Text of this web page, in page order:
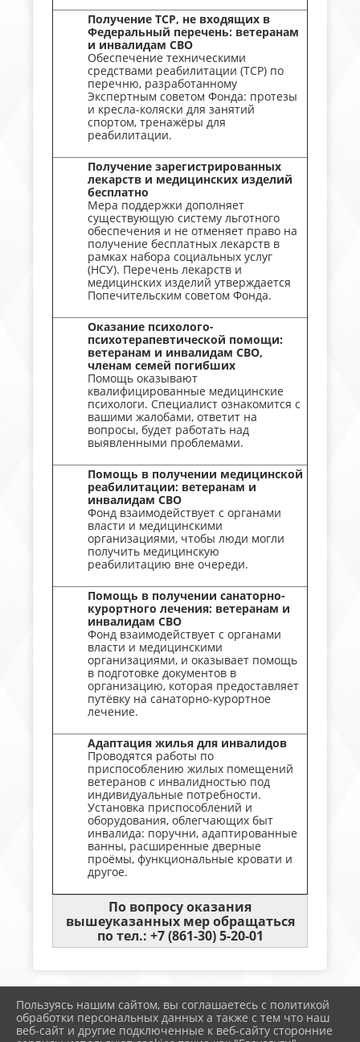
Получение ТСР, не входящих в
Федеральный перечень: ветеранам
и инвалидам СВО
Обеспечение техническими
средствами реабилитации (ТСР) по
перечню, разработанному
Экспертным советом Фонда: протезы
и кресла-коляски для занятий
спортом, тренажёры для
реабилитации.
Получение зарегистрированных
лекарств и медицинских изделий
бесплатно
Мера поддержки дополняет
существующую систему льготного
обеспечения и не отменяет право на
получение бесплатных лекарств в
рамках набора социальных услуг
(НСУ). Перечень лекарств и
медицинских изделий утверждается
Попечительским советом Фонда.
Оказание психолого-
психотерапевтической помощи:
ветеранам и инвалидам СВО,
членам семей погибших
Помощь оказывают
квалифицированные медицинские
психологи. Специалист ознакомится с
вашими жалобами, ответит на
вопросы, будет работать над
выявленными проблемами.
Помощь в получении медицинской
реабилитации: ветеранам и
инвалидам СВО
Фонд взаимодействует с органами
власти и медицинскими
организациями, чтобы люди могли
получить медицинскую
реабилитацию вне очереди.
Помощь в получении санаторно-
курортного лечения: ветеранам и
инвалидам СВО
Фонд взаимодействует с органами
власти и медицинскими
организациями, и оказывает помощь
в подготовке документов в
организацию, которая предоставляет
путёвку на санаторно-курортное
лечение.
Адаптация жилья для инвалидов
Проводятся работы по
приспособлению жилых помещений
ветеранов с инвалидностью под
индивидуальные потребности.
Установка приспособлений и
оборудования, облегчающих быт
инвалида: поручни, адаптированные
ванны, расширенные дверные
проёмы, функциональные кровати и
другое.
По вопросу оказания
вышеуказанных мер обращаться
по тел.: +7 (861-30) 5-20-01
2026 г. timregion.ru
Вход
Пользуясь нашим сайтом, вы соглашаетесь с политикой
обработки персональных данных а также с тем что наш
веб-сайт и другие подключенные к веб-сайту сторонние